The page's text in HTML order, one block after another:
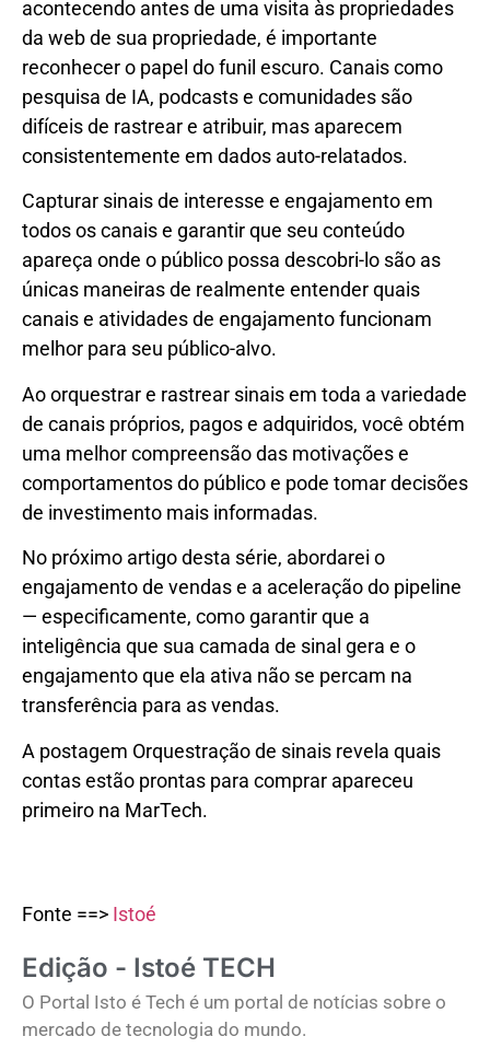
acontecendo antes de uma visita às propriedades
da web de sua propriedade, é importante
reconhecer o papel do funil escuro. Canais como
pesquisa de IA, podcasts e comunidades são
difíceis de rastrear e atribuir, mas aparecem
consistentemente em dados auto-relatados.
Capturar sinais de interesse e engajamento em
todos os canais e garantir que seu conteúdo
apareça onde o público possa descobri-lo são as
únicas maneiras de realmente entender quais
canais e atividades de engajamento funcionam
melhor para seu público-alvo.
Ao orquestrar e rastrear sinais em toda a variedade
de canais próprios, pagos e adquiridos, você obtém
uma melhor compreensão das motivações e
comportamentos do público e pode tomar decisões
de investimento mais informadas.
No próximo artigo desta série, abordarei o
engajamento de vendas e a aceleração do pipeline
— especificamente, como garantir que a
inteligência que sua camada de sinal gera e o
engajamento que ela ativa não se percam na
transferência para as vendas.
A postagem Orquestração de sinais revela quais
contas estão prontas para comprar apareceu
primeiro na MarTech.
Fonte ==> Istoé
Edição - Istoé TECH
O Portal Isto é Tech é um portal de notícias sobre o
mercado de tecnologia do mundo.